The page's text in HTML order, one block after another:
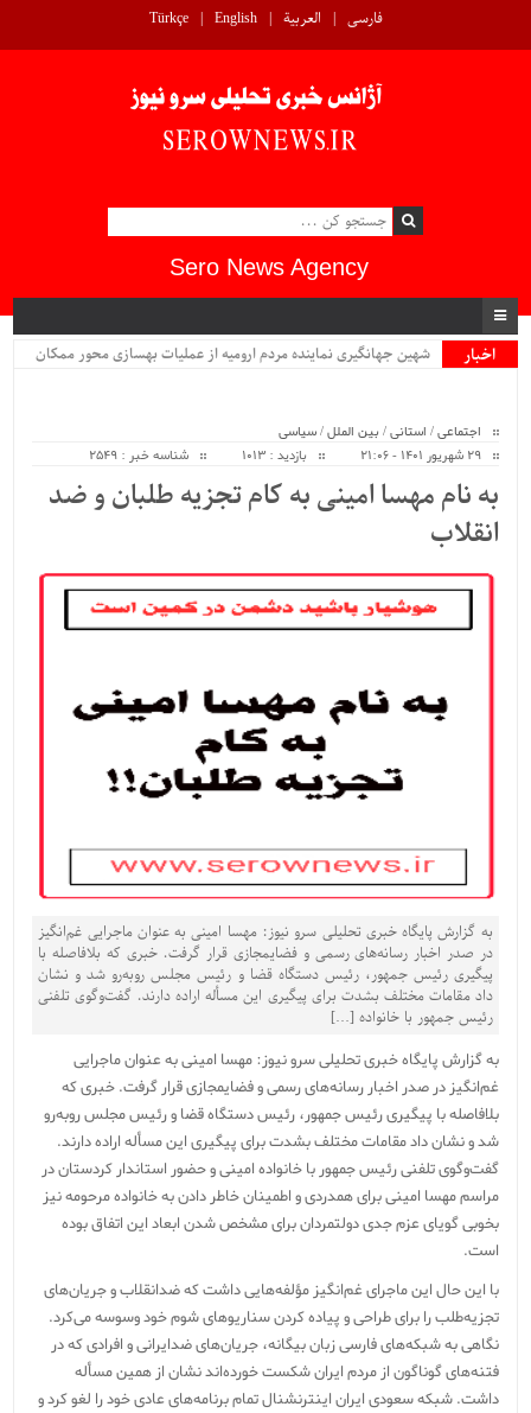
فارسی العربية English
Türkçe
Sero News Agency
اخبار
شهین جهانگیری نماینده مردم ارومیه از عملیات بهسازی محور ممکان
اجتماعی/ استانی/بین الملل/سیاسی
۲۹ شهریور ۱۴۰۱ - ۲۱:۰۶
بازدید : 1013 شناسه خبر : 2549
به نام مهسا امینی به کام تجزیه طلبان و ضد
انقلاب
به گزارش پایگاه خبری تحلیلی سرو نیوز: مهسا امینی به عنوان ماجرایی غم‌انگیز
در صدر اخبار رسانه‌های رسمی و فضایمجازی قرار گرفت. خبری که بلافاصله با
پیگیری رئیس جمهور، رئیس دستگاه قضا و رئیس مجلس روبه‌رو شد و نشان
داد مقامات مختلف بشدت برای پیگیری این مسأله اراده دارند. گفت‌وگوی تلفنی
رئیس جمهور با خانواده […]
به گزارش پایگاه خبری تحلیلی سرو نیوز: مهسا امینی به عنوان ماجرایی
غم‌انگیز در صدر اخبار رسانه‌های رسمی و فضایمجازی قرار گرفت. خبری که
بلافاصله با پیگیری رئیس جمهور، رئیس دستگاه قضا و رئیس مجلس روبه‌رو
شد و نشان داد مقامات مختلف بشدت برای پیگیری این مسأله اراده دارند.
گفت‌وگوی تلفنی رئیس جمهور با خانواده امینی و حضور استاندار کردستان در
مراسم مهسا امینی برای همدردی و اطمینان خاطر دادن به خانواده مرحومه نیز
بخوبی گویای عزم جدی دولتمردان برای مشخص شدن ابعاد این اتفاق بوده
است.
با این حال این ماجرای غم‌انگیز مؤلفه‌هایی داشت که ضدانقلاب و جریان‌های
تجزیه‌طلب را برای طراحی و پیاده کردن سناریوهای شوم خود وسوسه می‌کرد.
نگاهی به شبکه‌های فارسی زبان بیگانه، جریان‌های ضدایرانی و افرادی که در
فتنه‌های گوناگون از مردم ایران شکست خورده‌اند نشان از همین مسأله
داشت. شبکه سعودی ایران اینترنشنال تمام برنامه‌های عادی خود را لغو کرد و